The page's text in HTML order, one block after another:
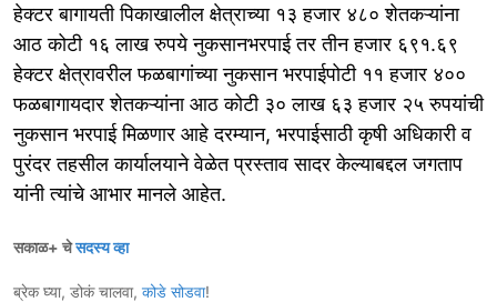
हेक्टर बागायती पिकाखालील क्षेत्राच्या १३ हजार ४८० शेतकऱ्यांना
आठ कोटी १६ लाख रुपये नुकसानभरपाई तर तीन हजार ६९१.६९
हेक्टर क्षेत्रावरील फळबागांच्या नुकसान भरपाईपोटी ११ हजार ४००
फळबागायदार शेतकऱ्यांना आठ कोटी ३० लाख ६३ हजार २५ रुपयांची
नुकसान भरपाई मिळणार आहे दरम्यान, भरपाईसाठी कृषी अधिकारी व
पुरंदर तहसील कार्यालयाने वेळेत प्रस्ताव सादर केल्याबद्दल जगताप
यांनी त्यांचे आभार मानले आहेत.
सकाळ+ चेसदस्य व्हा
ब्रेक घ्या, डोकं चालवा, कोडे सोडवा!